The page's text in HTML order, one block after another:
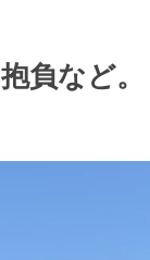
負など。